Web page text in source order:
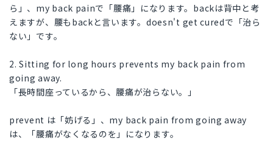
ら」、my back painで「腰痛」になります。backは背中と考
えますが、腰もbackと言います。doesn't get curedで「治ら
ない」です。
2. Sitting for long hours prevents my back pain from
going away.
「長時間座っているから、腰痛が治らない。」
prevent は「妨げる」、my back pain from going away
は、「腰痛がなくなるのを」になります。